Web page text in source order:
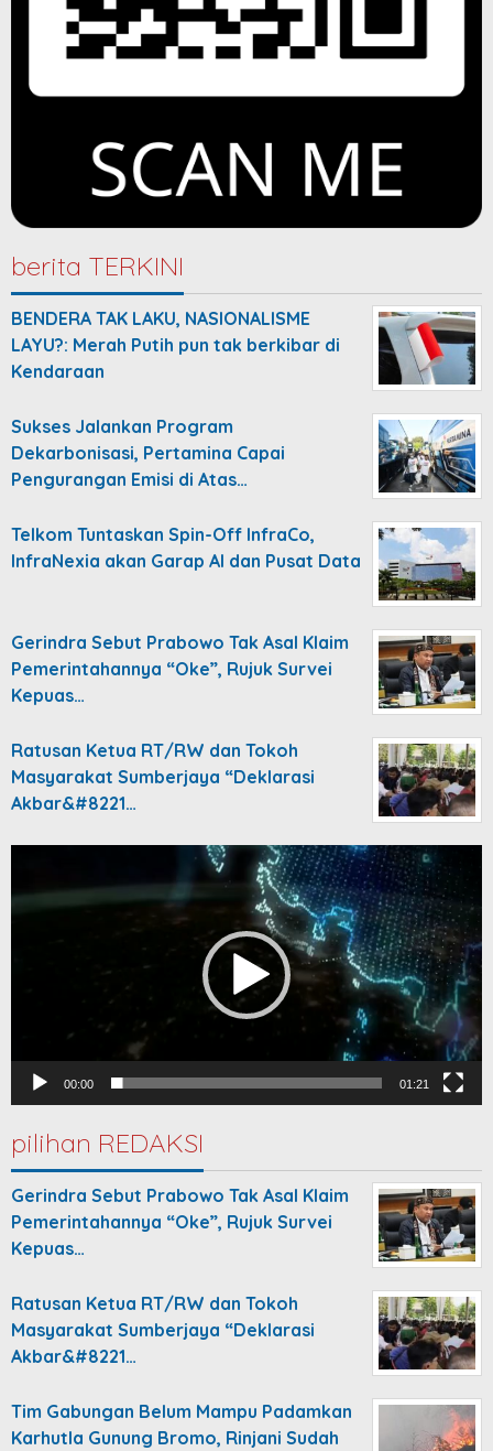
berita TERKINI
BENDERA TAK LAKU, NASIONALISME
LAYU?: Merah Putih pun tak berkibar di
Kendaraan
Sukses Jalankan Program
Dekarbonisasi, Pertamina Capai
Pengurangan Emisi di Atas…
Telkom Tuntaskan Spin-Off InfraCo,
InfraNexia akan Garap AI dan Pusat Data
Gerindra Sebut Prabowo Tak Asal Klaim
Pemerintahannya “Oke”, Rujuk Survei
Kepuas…
Ratusan Ketua RT/RW dan Tokoh
Masyarakat Sumberjaya “Deklarasi
Akbar&#8221…
00:00 01:21
pilihan REDAKSI
Gerindra Sebut Prabowo Tak Asal Klaim
Pemerintahannya “Oke”, Rujuk Survei
Kepuas…
Ratusan Ketua RT/RW dan Tokoh
Masyarakat Sumberjaya “Deklarasi
Akbar&#8221…
Tim Gabungan Belum Mampu Padamkan
Karhutla Gunung Bromo, Rinjani Sudah